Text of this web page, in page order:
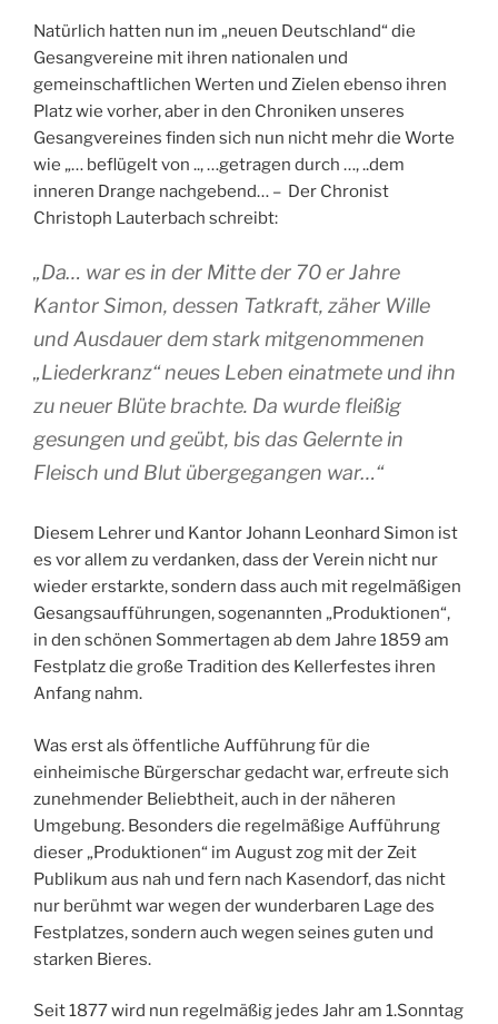
Natürlich hatten nun im „neuen Deutschland“ die
Gesangvereine mit ihren nationalen und
gemeinschaftlichen Werten und Zielen ebenso ihren
Platz wie vorher, aber in den Chroniken unseres
Gesangvereines finden sich nun nicht mehr die Worte
wie „… beflügelt von .., …getragen durch …, ..dem
inneren Drange nachgebend… – Der Chronist
Christoph Lauterbach schreibt:
„Da… war es in der Mitte der 70 er Jahre
Kantor Simon, dessen Tatkraft, zäher Wille
und Ausdauer dem stark mitgenommenen
„Liederkranz“ neues Leben einatmete und ihn
zu neuer Blüte brachte. Da wurde fleißig
gesungen und geübt, bis das Gelernte in
Fleisch und Blut übergegangen war…“
Diesem Lehrer und Kantor Johann Leonhard Simon ist
es vor allem zu verdanken, dass der Verein nicht nur
wieder erstarkte, sondern dass auch mit regelmäßigen
Gesangsaufführungen, sogenannten „Produktionen“,
in den schönen Sommertagen ab dem Jahre 1859 am
Festplatz die große Tradition des Kellerfestes ihren
Anfang nahm.
Was erst als öffentliche Aufführung für die
einheimische Bürgerschar gedacht war, erfreute sich
zunehmender Beliebtheit, auch in der näheren
Umgebung. Besonders die regelmäßige Aufführung
dieser „Produktionen“ im August zog mit der Zeit
Publikum aus nah und fern nach Kasendorf, das nicht
nur berühmt war wegen der wunderbaren Lage des
Festplatzes, sondern auch wegen seines guten und
starken Bieres.
Seit 1877 wird nun regelmäßig jedes Jahr am 1.Sonntag